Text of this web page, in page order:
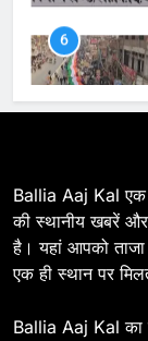
7
8
Ballia Aaj Kal एक
की स्थानीय खबरें और
है। यहां आपको ताजा
एक ही स्थान पर
Ballia Aaj Kal का